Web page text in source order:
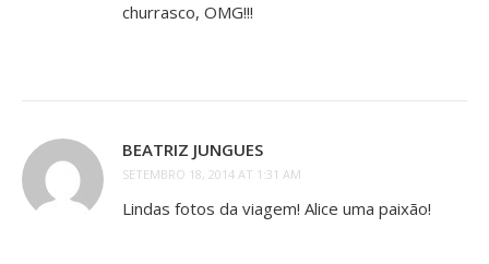
churrasco, OMG!!!
BEATRIZ JUNGUES
SETEMBRO 18, 2014 AT 1:31 AM
Lindas fotos da viagem! Alice uma paixão!